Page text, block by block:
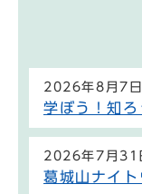
2026年8月7日
学ぼう！知
2026年7月31
葛城山ナイ